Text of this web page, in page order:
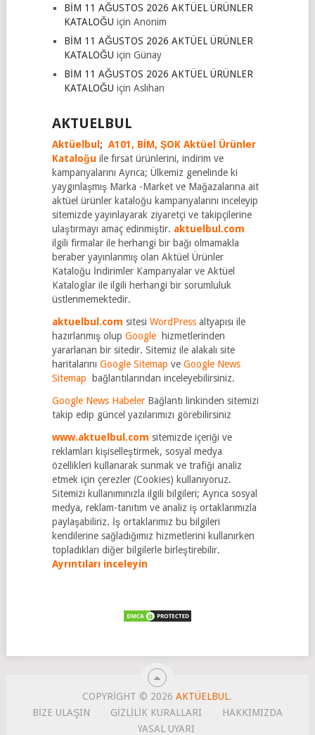
BİM 11 AĞUSTOS 2026 AKTÜEL ÜRÜNLER
KATALOĞU için Anonim
BİM 11 AĞUSTOS 2026 AKTÜEL ÜRÜNLER
KATALOĞU için Günay
BİM 11 AĞUSTOS 2026 AKTÜEL ÜRÜNLER
KATALOĞU için Aslıhan
AKTUELBUL
Aktüelbul ; A101, BİM, ŞOK Aktüel Ürünler
Kataloğu ile fırsat ürünlerini, indirim ve
kampanyalarını Ayrıca; Ülkemiz genelinde ki
yaygınlaşmış Marka -Market ve Mağazalarına ait
aktüel ürünler kataloğu kampanyalarını inceleyip
sitemizde yayınlayarak ziyaretçi ve takipçilerine
ulaştırmayı amaç edinmiştir. aktuelbul.com
ilgili firmalar ile herhangi bir bağı olmamakla
beraber yayınlanmış olan Aktüel Ürünler
Kataloğu İndirimler Kampanyalar ve Aktüel
Kataloglar ile ilgili herhangi bir sorumluluk
üstlenmemektedir.
aktuelbul.com sitesi WordPressaltyapısı ile
hazırlanmış olup Googlehizmetlerinden
yararlanan bir sitedir. Sitemiz ile alakalı site
haritalarını Google Sitemap ve Google News
Sitemap
bağlantılarından inceleyebilirsiniz.
Google News Habeler Bağlantı linkinden sitemizi
takip edip güncel yazılarımızı görebilirsiniz
www.aktuelbul.com sitemizde içeriği ve
reklamları kişiselleştirmek, sosyal medya
özellikleri kullanarak sunmak ve trafiği analiz
etmek için çerezler (Cookies) kullanıyoruz.
Sitemizi kullanımınızla ilgili bilgileri; Ayrıca sosyal
medya, reklam-tanıtım ve analiz iş ortaklarımızla
paylaşabiliriz. İş ortaklarımız bu bilgileri
kendilerine sağladığımız hizmetlerini kullanırken
topladıkları diğer bilgilerle birleştirebilir.
Ayrıntıları inceleyin
COPYRIGHT © 2026AKTÜELBUL.
BIZE ULAŞIN
GİZLİLİK KURALLARI
HAKKIMIZDA
YASAL UYARI